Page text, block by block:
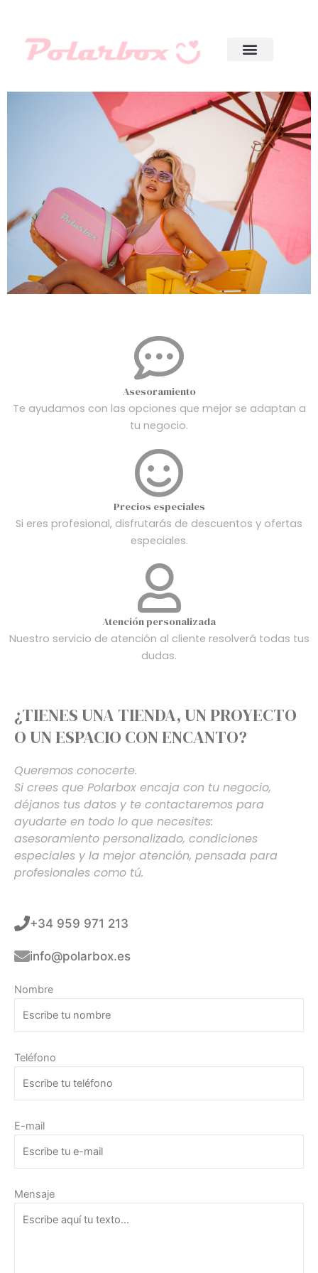
Asesoramiento
Te ayudamos con las opciones que mejor se adaptan a
tu negocio.
Precios especiales
Si eres profesional, disfrutarás de descuentos y ofertas
especiales.
Atención personalizada
Nuestro servicio de atención al cliente resolverá todas tus
dudas.
¿TIENES UNA TIENDA, UN PROYECTO
O UN ESPACIO CON ENCANTO?
Queremos conocerte.
Si crees que Polarbox encaja con tu negocio,
déjanos tus datos y te contactaremos para
ayudarte en todo lo que necesites:
asesoramiento personalizado, condiciones
especiales y la mejor atención, pensada para
profesionales como tú.
+34 959 971 213
info@polarbox.es
Nombre
Teléfono
E-mail
Mensaje